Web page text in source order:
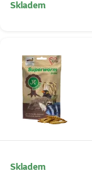
Skladem
Skladem